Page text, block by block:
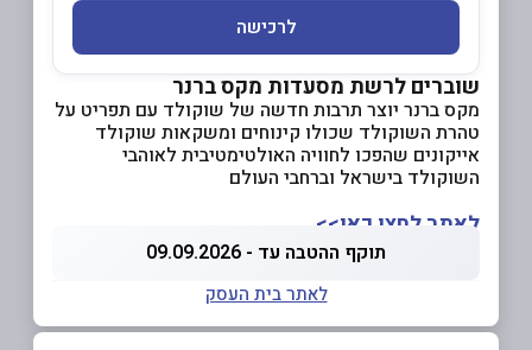
לרכישה
שוברים לרשת מסעדות מקס ברנר
מקס ברנר יוצר תרבות חדשה של שוקולד עם תפריט על
טהרת השוקולד שכולו קינוחים ומשקאות שוקולד
אייקונים שהפכו לחוויה האולטימטיבית לאוהבי
השוקולד בישראל וברחבי העולם
לאתר לחצו כאן>>
תוקף ההטבה עד - 09.09.2026
לאתר בית העסק